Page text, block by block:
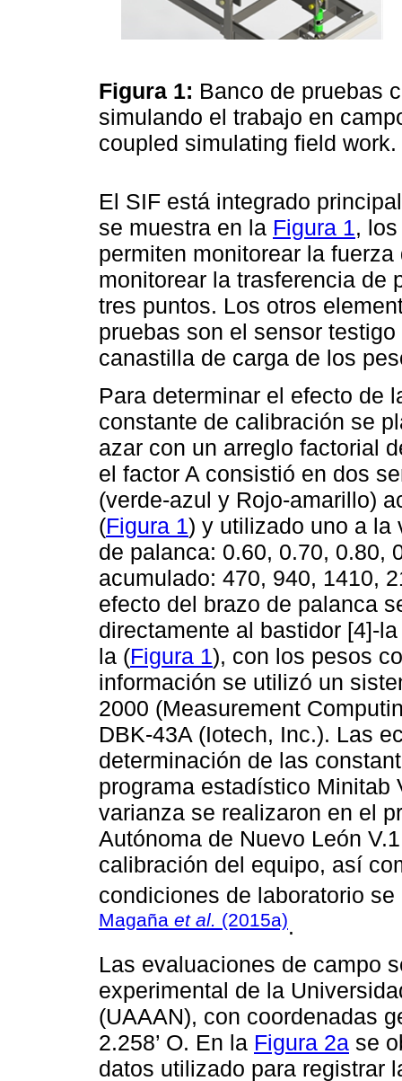
Figura 1: Banco de pruebas
simulando el trabajo en
coupled simulating field work.
El SIF está integrado
se muestra en la Figura 1,
permiten monitorear la
monitorear la trasferencia de
tres puntos. Los otros
pruebas son el sensor
canastilla de carga de los
Para determinar el efecto de
constante de calibración se
azar con un arreglo factorial
el factor A consistió en dos
(verde-azul y Rojo-amarillo)
(Figura 1) y utilizado uno a la
de palanca: 0.60, 0.70, 0.80,
acumulado: 470, 940, 1410,
efecto del brazo de palanca
directamente al bastidor [4]-
la (Figura 1), con los pesos
información se utilizó un
2000 (Measurement
DBK-43A (Iotech, Inc.). Las
determinación de las
programa estadístico Minitab
varianza se realizaron en el
Autónoma de Nuevo León
calibración del equipo, así
condiciones de laboratorio
Magaña et al. (2015a).
Las evaluaciones de campo
experimental de la
(UAAAN), con coordenadas
2.258’ O. En la Figura 2a se
datos utilizado para registrar